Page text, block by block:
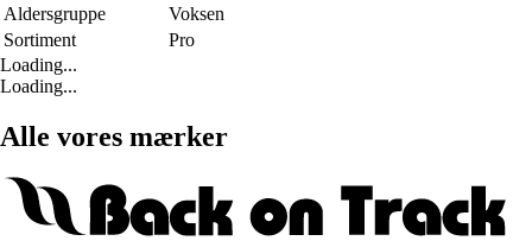
Aldersgruppe
Voksen
Sortiment
Pro
Loading...
Loading...
Alle vores mærker